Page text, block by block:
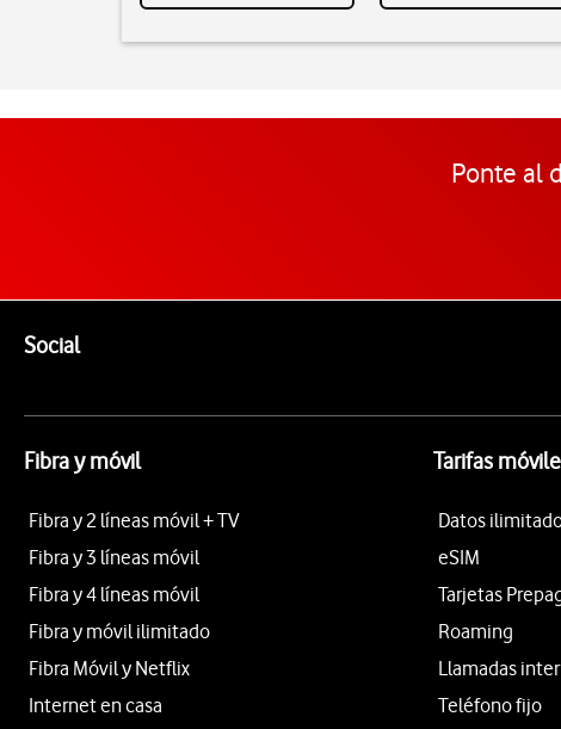
Ponte al
SocialEnlaces a las redes sociales de Vodafone
Fibra y móvil
Fibra y 2 líneas móvil + TV
Fibra y 3 líneas móvil
Fibra y 4 líneas móvil
Fibra y móvil ilimitado
Fibra Móvil y Netflix
Internet en casa
Tarifas
Datos
eSIM
Tarjetas
Roaming
Llamadas
Teléfono fijo